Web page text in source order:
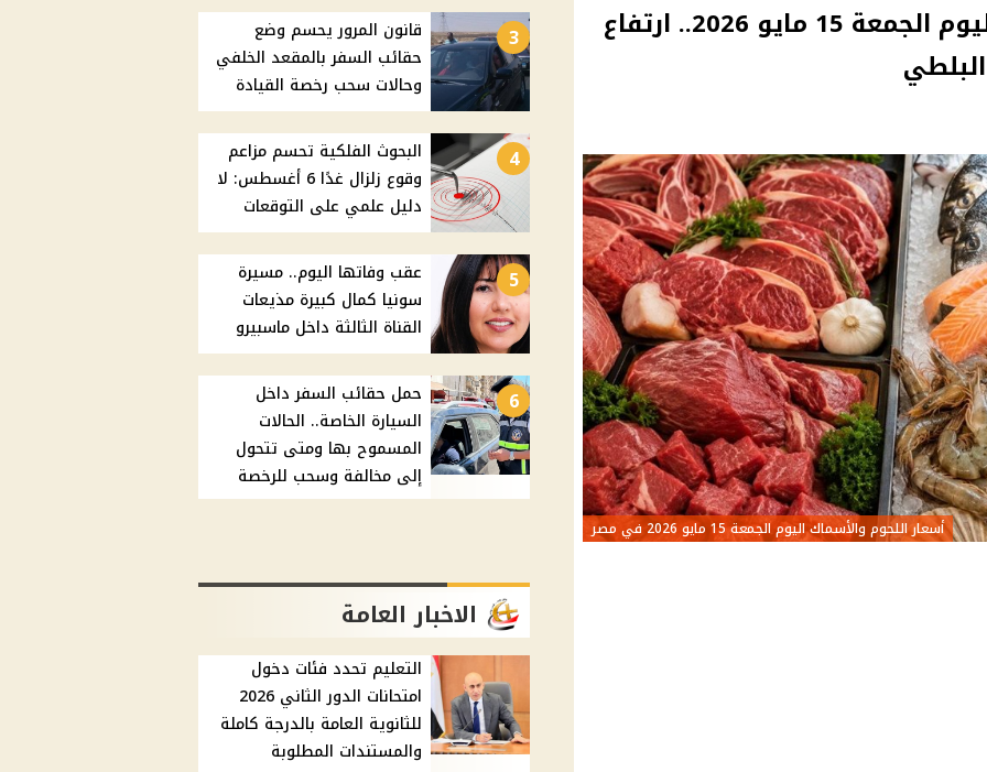
أسعار اللحوم والأسماك اليوم الجمعة 15 مايو 2026.. ارتفاع
أسعار اللحوم والأسماك اليوم الجمعة 15 مايو 2026 في مصر
3
قانون المرور يحسم وضع
حقائب السفر بالمقعد الخلفي
وحالات سحب رخصة القيادة
4
البحوث الفلكية تحسم مزاعم
وقوع زلزال غدًا 6 أغسطس: لا
دليل علمي على التوقعات
5
عقب وفاتها اليوم.. مسيرة
سونيا كمال كبيرة مذيعات
القناة الثالثة داخل ماسبيرو
6
حمل حقائب السفر داخل
السيارة الخاصة.. الحالات
المسموح بها ومتى تتحول
إلى مخالفة وسحب للرخصة
الاخبار العامة
التعليم تحدد فئات دخول
امتحانات الدور الثاني 2026
للثانوية العامة بالدرجة كاملة
والمستندات المطلوبة